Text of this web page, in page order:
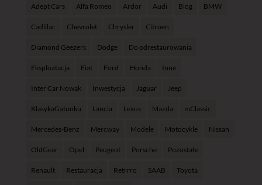
Adept Cars Alfa Romeo Ardor Audi Blog BMW
Cadillac Chevrolet Chrysler Citroen
Diamond Geezers Dodge Do odrestaurowania
Eksploatacja Fiat Ford Honda Inne
Inter Car Nowak Inwestycja Jaguar Jeep
KlasykaGatunku Lancia Lexus Mazda mClassic
Mercedes-Benz Mercway Modele Motocykle Nissan
OldGear Opel Peugeot Porsche Pozostałe
Renault Restauracja Retrrro SAAB Toyota